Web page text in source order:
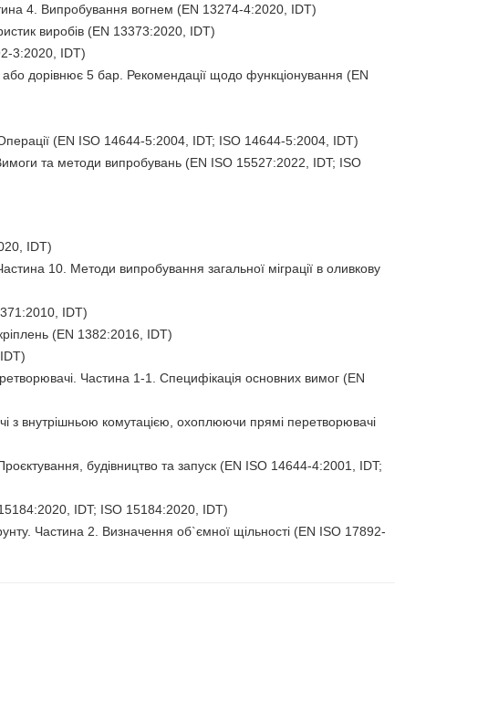
4. Випробування вогнем (EN 13274-4:2020, IDT)
виробів (EN 13373:2020, IDT)
3:2020, IDT)
дорівнює 5 бар. Рекомендації щодо функціонування (EN
(EN ISO 14644-5:2004, IDT; ISO 14644-5:2004, IDT)
та методи випробувань (EN ISO 15527:2022, IDT; ISO
IDT)
10. Методи випробування загальної міграції в оливкову
IDT)
(EN 1382:2016, IDT)
Частина 1-1. Специфікація основних вимог (EN
з внутрішньою комутацією, охоплюючи прямі перетворювачі
будівництво та запуск (EN ISO 14644-4:2001, IDT;
IDT; ISO 15184:2020, IDT)
Частина 2. Визначення об`ємної щільності (EN ISO 17892-